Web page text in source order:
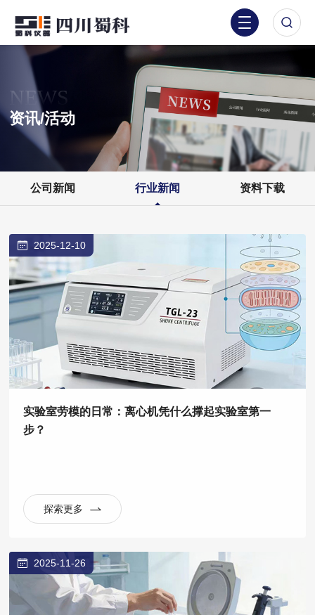
NEWS
资讯/活动
公司新闻 行业新闻 资料下载
2025-12-10
实验室劳模的日常：离心机凭什么撑起实验室第一
步？
探索更多
2025-11-26